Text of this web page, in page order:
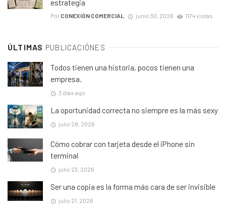
estrategia
Por CONEXIÓN COMERCIAL junio 30, 2026 1174 vistas
ÚLTIMAS PUBLICACIÓNES
Todos tienen una historia, pocos tienen una
empresa.
3 días ago
La oportunidad correcta no siempre es la más sexy
julio 28, 2026
Cómo cobrar con tarjeta desde el iPhone sin
terminal
julio 23, 2026
Ser una copia es la forma más cara de ser invisible
julio 21, 2026